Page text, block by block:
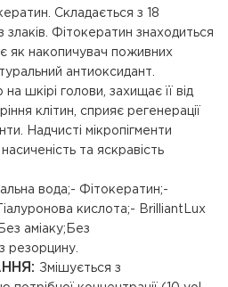
Складається з 18
злаків. Фітокератин знаходиться
як накопичувач поживних
антиоксидант.
шкірі голови, захищає її від
клітин, сприяє регенерації
Надчисті мікропігменти
та яскравість
вода;- Фітокератин;-
кислота;- BrilliantLux
аміаку;Без
резорцину.
Змішується з